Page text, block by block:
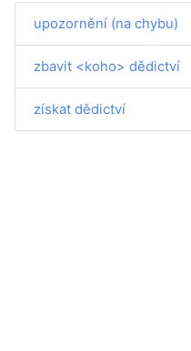
upozornění (na chybu)
zbavit <koho> dědictví
získat dědictví